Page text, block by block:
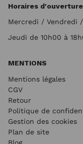
Horaires d'ouverture
Mercredi / Vendredi
Jeudi de 10h00 à
MENTIONS
Mentions légales
CGV
Retour
Politique de
Gestion des cookies
Plan de site